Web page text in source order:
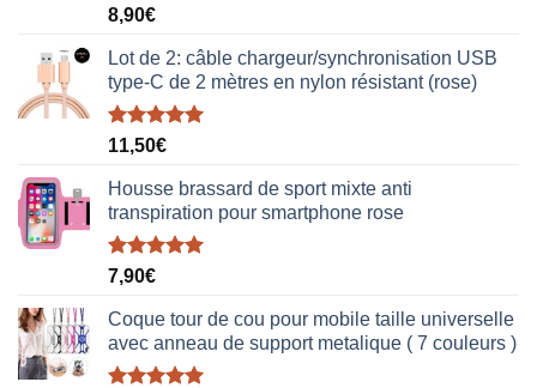
Note5.00
sur 5
8,90€
Lot de 2: câble chargeur/synchronisation USB
type-C de 2 mètres en nylon résistant (rose)
Note5.00
sur 5
11,50€
Housse brassard de sport mixte anti
transpiration pour smartphone rose
Note5.00
sur 5
7,90€
Coque tour de cou pour mobile taille universelle
avec anneau de support metalique ( 7 couleurs )